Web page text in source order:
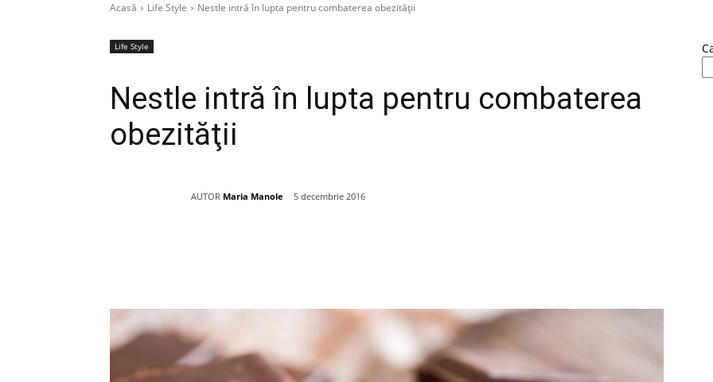
Acasă Life Style Nestle intră în lupta pentru combaterea obezităţii
Life Style
Nestle intră în lupta pentru combaterea
obezităţii
AUTOR Maria Manole 5 decembrie 2016